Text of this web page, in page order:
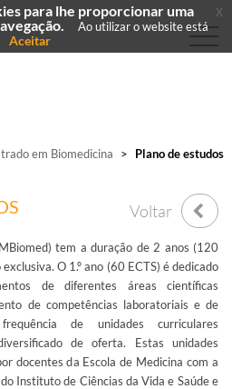
em Biomedicina > Plano de estudos
Voltar
tem a duração de 2 anos (120
O 1.º ano (60 ECTS) é dedicado
de diferentes áreas científicas
de competências laboratoriais e de
de unidades curriculares
de oferta. Estas unidades
docentes da Escola de Medicina com a
Instituto de Ciências da Vida e Saúde e
para lhe proporcionar uma
Ao utilizar o website está
Aceitar
x